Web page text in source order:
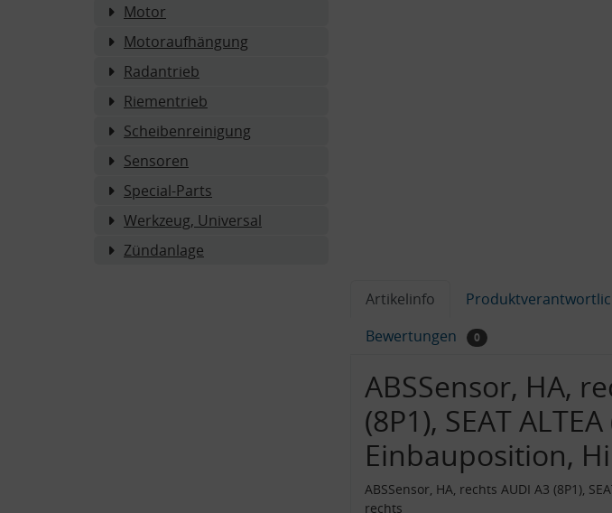
Motor
Motoraufhängung
Radantrieb
Riementrieb
Scheibenreinigung
Sensoren
Special-Parts
Werkzeug, Universal
Zündanlage
Artikelinfo
Bewertungen
0
ABSSensor, HA,
(8P1), SEAT ALTEA
Einbauposition,
ABSSensor, HA, rechts AUDI A3 (8P1),
rechts